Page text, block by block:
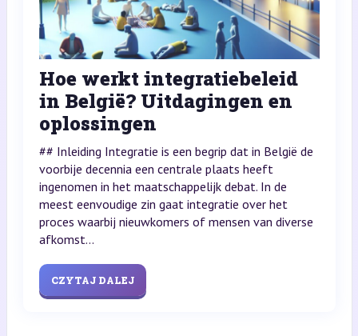
Hoe werkt integratiebeleid
in België? Uitdagingen en
oplossingen
## Inleiding Integratie is een begrip dat in België de
voorbije decennia een centrale plaats heeft
ingenomen in het maatschappelijk debat. In de
meest eenvoudige zin gaat integratie over het
proces waarbij nieuwkomers of mensen van diverse
afkomst...
CZYTAJ DALEJ